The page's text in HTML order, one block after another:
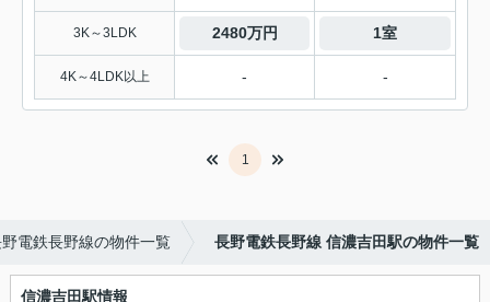
3K～3LDK 2480万円 1室
4K～4LDK以上 - -
1
電鉄長野線の物件一覧 長野電鉄長野線 信濃吉田駅の物件一覧
信濃吉田駅情報